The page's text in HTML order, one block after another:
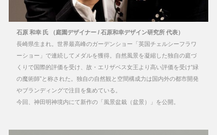
石原 和幸 氏 （庭園デザイナー / 石原和幸デザイン研究所 代表）
長崎県生まれ。世界最高峰のガーデンショー「英国チェルシーフラワ
ーショー」で連続してメダルを獲得。自然風景を凝縮した独自の庭づ
くりで国際的評価を受け、故・エリザベス女王より高い評価を受け“緑
の魔術師”と称された。独自の自然観と空間構成力は国内外の都市開発
やブランディングで注目を集めている。
今回、神田明神境内にて新作の「風景盆栽（盆景）」を公開。